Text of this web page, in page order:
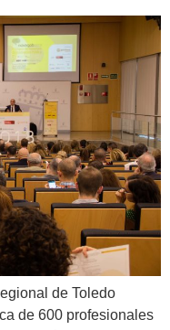
de Toledo
de 600 profesionales